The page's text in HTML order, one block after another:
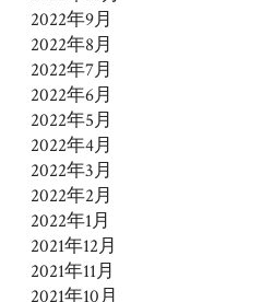
2022年9月
2022年8月
2022年7月
2022年6月
2022年5月
2022年4月
2022年3月
2022年2月
2022年1月
2021年12月
2021年11月
2021年10月